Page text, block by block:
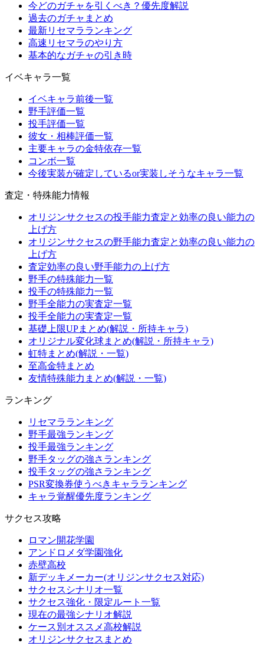
今どのガチャを引くべき？優先度解説
過去のガチャまとめ
最新リセマラランキング
高速リセマラのやり方
基本的なガチャの引き時
イベキャラ一覧
イベキャラ前後一覧
野手評価一覧
投手評価一覧
彼女・相棒評価一覧
主要キャラの金特依存一覧
コンボ一覧
今後実装が確定しているor実装しそうなキャラ一覧
査定・特殊能力情報
オリジンサクセスの投手能力査定と効率の良い能力の
上げ方
オリジンサクセスの野手能力査定と効率の良い能力の
上げ方
査定効率の良い野手能力の上げ方
野手の特殊能力一覧
投手の特殊能力一覧
野手全能力の実査定一覧
投手全能力の実査定一覧
基礎上限UPまとめ(解説・所持キャラ)
オリジナル変化球まとめ(解説・所持キャラ)
虹特まとめ(解説・一覧)
至高金特まとめ
友情特殊能力まとめ(解説・一覧)
ランキング
リセマラランキング
野手最強ランキング
投手最強ランキング
野手タッグの強さランキング
投手タッグの強さランキング
PSR変換券使うべきキャラランキング
キャラ覚醒優先度ランキング
サクセス攻略
ロマン開花学園
アンドロメダ学園強化
赤壁高校
新デッキメーカー(オリジンサクセス対応)
サクセスシナリオ一覧
サクセス強化・限定ルート一覧
現在の最強シナリオ解説
ケース別オススメ高校解説
オリジンサクセスまとめ